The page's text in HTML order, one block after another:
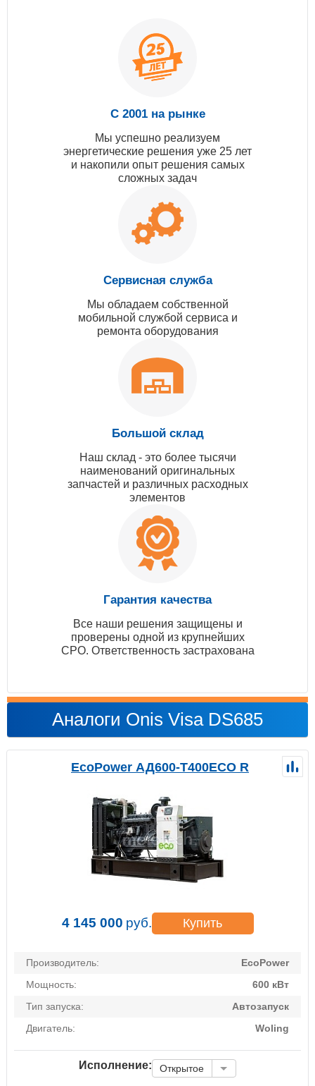
С 2001 на рынке
Мы успешно реализуем
энергетические решения уже 25 лет
и накопили опыт решения самых
сложных задач
Сервисная служба
Мы обладаем собственной
мобильной службой сервиса и
ремонта оборудования
Большой склад
Наш склад - это более тысячи
наименований оригинальных
запчастей и различных расходных
элементов
Гарантия качества
Все наши решения защищены и
проверены одной из крупнейших
СРО. Ответственность застрахована
Аналоги Onis Visa DS685
EcoPower АД600-T400ECO R
4 145 000 руб. Купить
Производитель:
EcoPower
Мощность:
600 кВт
Тип запуска:
Автозапуск
Двигатель:
Woling
Исполнение: Открытое